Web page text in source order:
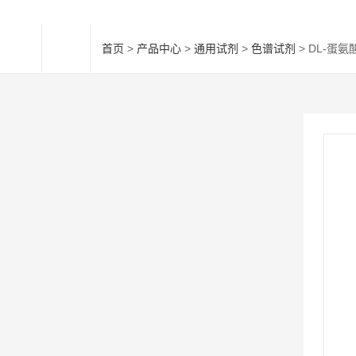
首页 > 产品中心 > 通用试剂 > 色谱试剂 > DL-蛋氨